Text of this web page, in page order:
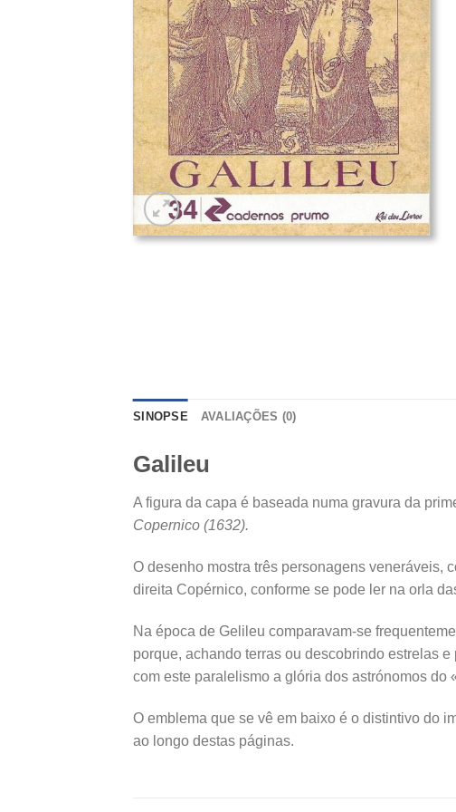
SINOPSE AVALIAÇÕES (0)
Galileu
A figura da capa é baseada numa gravura da
Copernico (1632).
O desenho mostra três personagens veneráveis,
direita Copérnico, conforme se pode ler na orla
Na época de Gelileu comparavam-se
porque, achando terras ou descobrindo estrelas
com este paralelismo a glória dos astrónomos do
O emblema que se vê em baixo é o distintivo do
ao longo destas páginas.